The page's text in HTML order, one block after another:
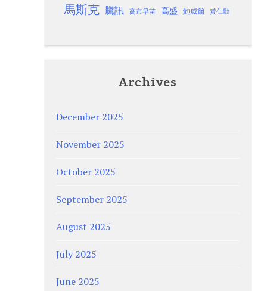
馬斯克 騰訊 高市早苗 高盛 鮑威爾 黃仁勳
Archives
December 2025
November 2025
October 2025
September 2025
August 2025
July 2025
June 2025